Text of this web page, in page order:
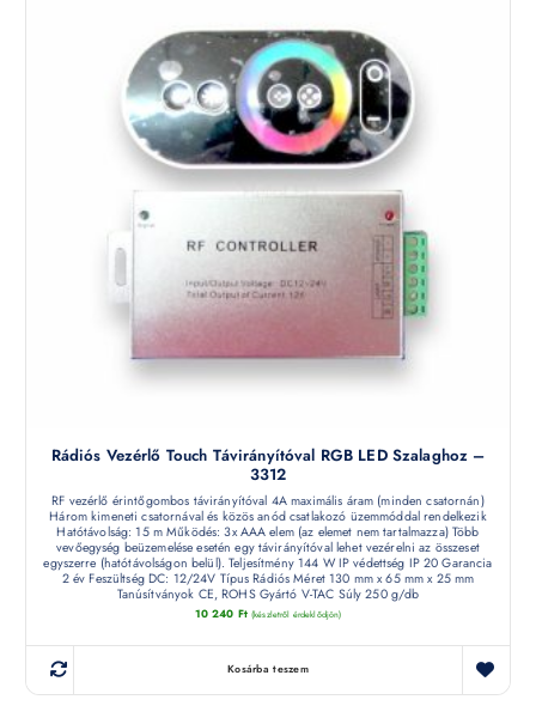
Rádiós Vezérlő Touch Távirányítóval RGB LED Szalaghoz –
3312
RF vezérlő érintőgombos távirányítóval 4A maximális áram (minden csatornán)
Három kimeneti csatornával és közös anód csatlakozó üzemmóddal rendelkezik
Hatótávolság: 15 m Működés: 3x AAA elem (az elemet nem tartalmazza) Több
vevőegység beüzemelése esetén egy távirányítóval lehet vezérelni az összeset
egyszerre (hatótávolságon belül). Teljesítmény 144 W IP védettség IP 20 Garancia
2 év Feszültség DC: 12/24V Típus Rádiós Méret 130 mm x 65 mm x 25 mm
Tanúsítványok CE, ROHS Gyártó V-TAC Súly 250 g/db
10 240 Ft (készletről érdeklődjön)
Kosárba teszem